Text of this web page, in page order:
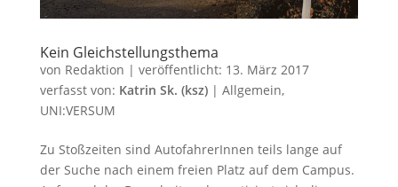
Kein Gleichstellungsthema
von Redaktion | veröffentlicht: 13. März 2017
verfasst von: Katrin Sk. (ksz)| Allgemein,
UNI:VERSUM
Zu Stoßzeiten sind AutofahrerInnen teils lange auf
der Suche nach einem freien Platz auf dem Campus.